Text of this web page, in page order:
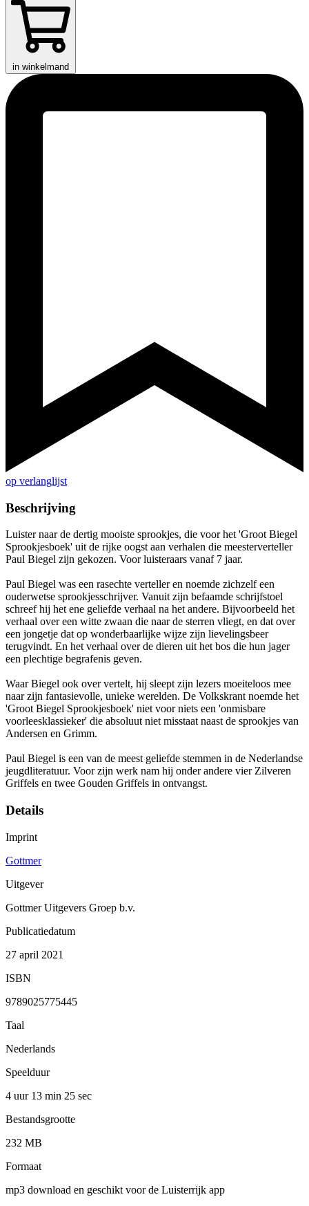
in winkelmand
op verlanglijst
Beschrijving
Luister naar de dertig mooiste sprookjes, die voor het 'Groot Biegel
Sprookjesboek' uit de rijke oogst aan verhalen die meesterverteller
Paul Biegel zijn gekozen. Voor luisteraars vanaf 7 jaar.
Paul Biegel was een rasechte verteller en noemde zichzelf een
ouderwetse sprookjesschrijver. Vanuit zijn befaamde schrijfstoel
schreef hij het ene geliefde verhaal na het andere. Bijvoorbeeld het
verhaal over een witte zwaan die naar de sterren vliegt, en dat over
een jongetje dat op wonderbaarlijke wijze zijn lievelingsbeer
terugvindt. En het verhaal over de dieren uit het bos die hun jager
een plechtige begrafenis geven.
Waar Biegel ook over vertelt, hij sleept zijn lezers moeiteloos mee
naar zijn fantasievolle, unieke werelden. De Volkskrant noemde het
'Groot Biegel Sprookjesboek' niet voor niets een 'onmisbare
voorleesklassieker' die absoluut niet misstaat naast de sprookjes van
Andersen en Grimm.
Paul Biegel is een van de meest geliefde stemmen in de Nederlandse
jeugdliteratuur. Voor zijn werk nam hij onder andere vier Zilveren
Griffels en twee Gouden Griffels in ontvangst.
Details
Imprint
Gottmer
Uitgever
Gottmer Uitgevers Groep b.v.
Publicatiedatum
27 april 2021
ISBN
9789025775445
Taal
Nederlands
Speelduur
4 uur 13 min 25 sec
Bestandsgrootte
232 MB
Formaat
mp3 download en geschikt voor de Luisterrijk app